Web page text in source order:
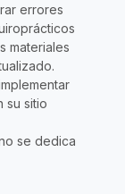
errores
materiales
su sitio
se dedica